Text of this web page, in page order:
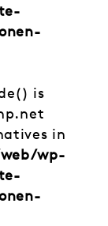
is
in
wp-